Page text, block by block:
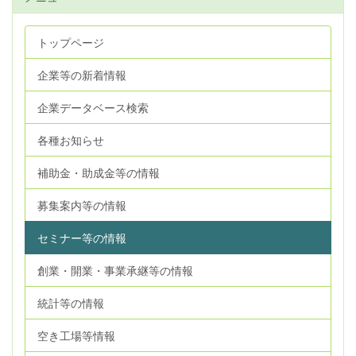
トップページ
企業等の新着情報
企業データベース検索
各種お知らせ
補助金・助成金等の情報
募集案内等の情報
セミナー等の情報
創業・開業・事業承継等の情報
統計等の情報
空き工場等情報